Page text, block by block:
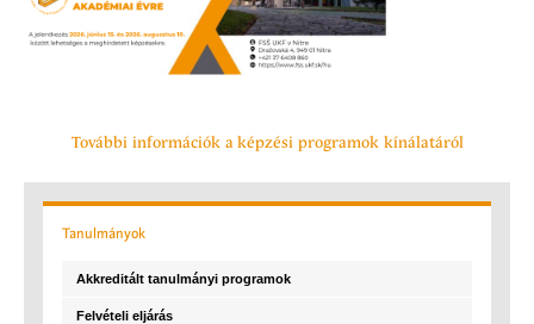
További információk a képzési programok kínálatáról
Tanulmányok
Akkreditált tanulmányi programok
Felvételi eljárás